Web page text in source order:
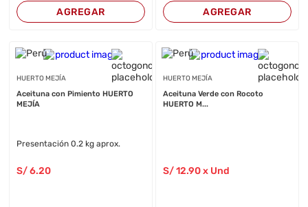
AGREGAR AGREGAR
HUERTO MEJÍA
Aceituna con Pimiento HUERTO
MEJÍA
Presentación 0.2 kg aprox.
S/6.20
HUERTO MEJÍA
Aceituna Verde con Rocoto
HUERTO M...
S/12.90x Und